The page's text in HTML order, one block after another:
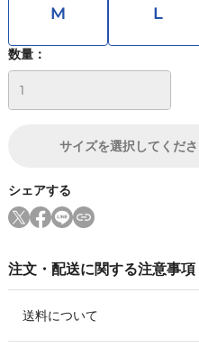
M L
数量：
サイズを選択してくだ
シェアする
注文・配送に関する注意事項
送料について